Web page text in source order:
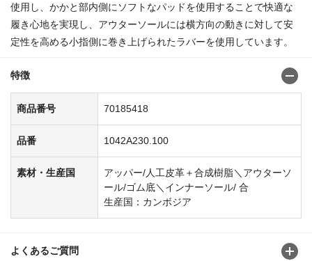
使用し、かかと部内側にソフトなパッドを使用することで快適な
履き心地を実現し、アウターソールには横方向の動きに対して安
定性を高める小指側に巻き上げられたラバーを使用しています。
特徴
商品番号 70185418
品番 1042A230.100
素材・生産国
アッパー/人工皮革＋合成樹脂＼アウターソ
ール/ゴム底＼インナーソール/ 合
生産国：カンボジア
よくあるご質問